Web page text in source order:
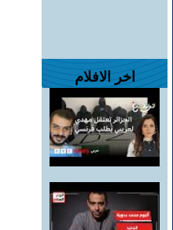
اخر الافلام